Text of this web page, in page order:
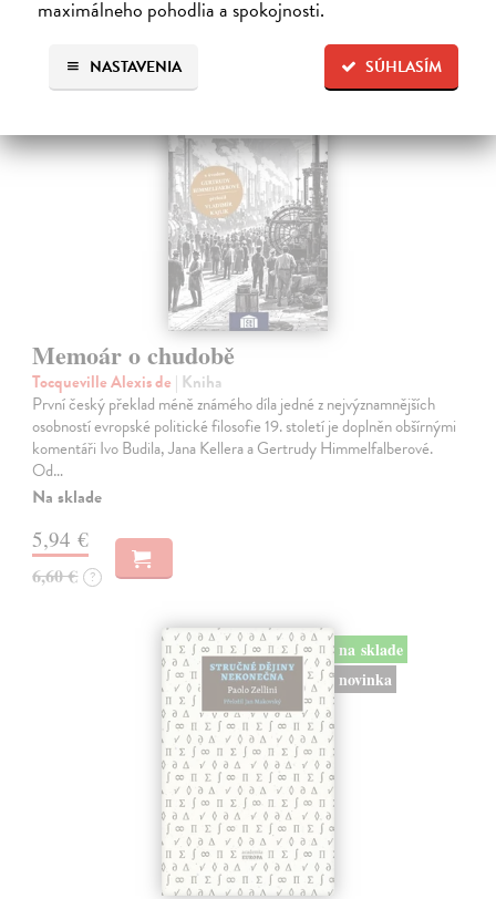
maximálneho pohodlia a spokojnosti.
SÚHLASÍM
NASTAVENIA
Ďalšie z kategórie filozofia
na sklade
Memoár o chudobě
Tocqueville Alexis de | Kniha
První český překlad méně známého díla jedné z nejvýznamnějších
osobností evropské politické filosofie 19. století je doplněn obšírnými
komentáři Ivo Budila, Jana Kellera a Gertrudy Himmelfalberové.
Od…
Na sklade
5,94 €
6,60 € ?
na sklade
novinka